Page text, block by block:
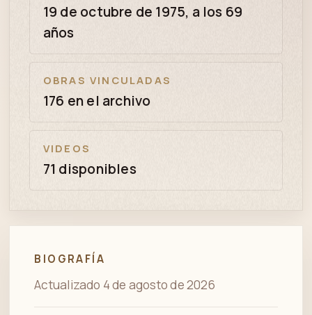
19 de octubre de 1975, a los 69
años
OBRAS VINCULADAS
176 en el archivo
VIDEOS
71 disponibles
BIOGRAFÍA
Actualizado 4 de agosto de 2026